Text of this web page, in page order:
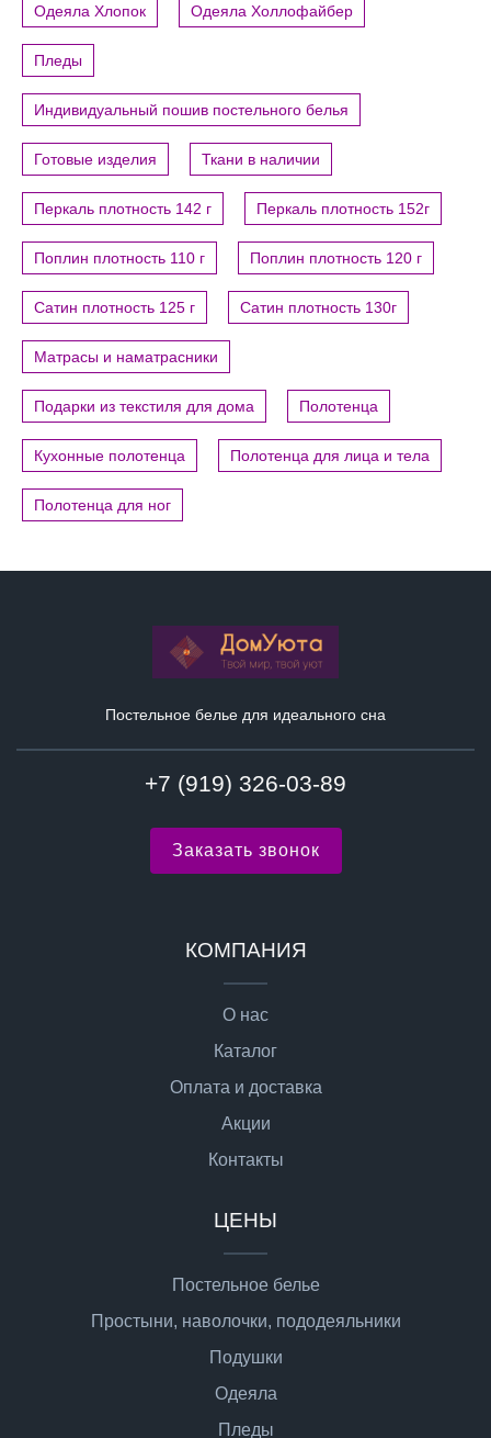
Одеяла Хлопок Одеяла Холлофайбер
Пледы
Индивидуальный пошив постельного белья
Готовые изделия Ткани в наличии
Перкаль плотность 142 г Перкаль плотность 152г
Поплин плотность 110 г Поплин плотность 120 г
Сатин плотность 125 г Сатин плотность 130г
Матрасы и наматрасники
Подарки из текстиля для дома Полотенца
Кухонные полотенца Полотенца для лица и тела
Полотенца для ног
Постельное белье для идеального сна
+7 (919) 326-03-89
Заказать звонок
КОМПАНИЯ
О нас
Каталог
Оплата и доставка
Акции
Контакты
ЦЕНЫ
Постельное белье
Простыни, наволочки, пододеяльники
Подушки
Одеяла
Пледы